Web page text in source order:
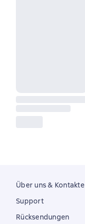
Über uns & Kontakte
Support
Rücksendungen